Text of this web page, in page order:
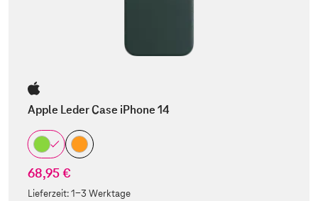
Apple Leder Case iPhone 14
68,95 €
Lieferzeit:1-3 Werktage